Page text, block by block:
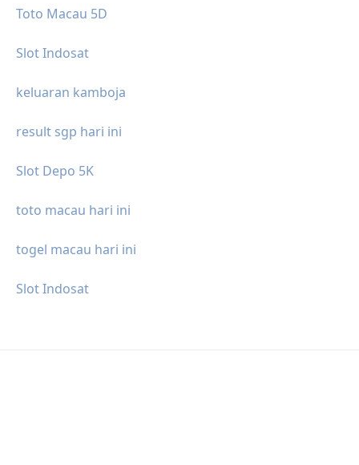
Toto Macau 5D
Slot Indosat
keluaran kamboja
result sgp hari ini
Slot Depo 5K
toto macau hari ini
togel macau hari ini
Slot Indosat